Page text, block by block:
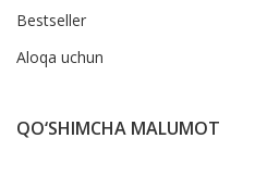
Bestseller
Aloqa uchun
QO‘SHIMCHA MALUMOT